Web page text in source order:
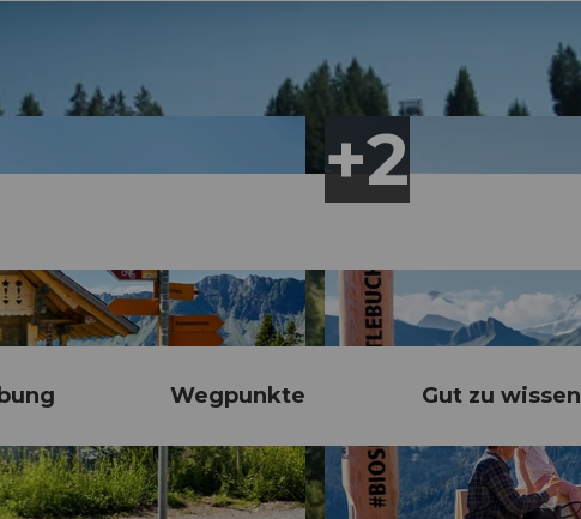
Wegpunkte Gut zu wissen